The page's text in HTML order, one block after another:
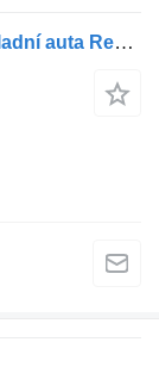
Hlavní brzdový válec 21390592 pro nákladní auta Renault Premium 2